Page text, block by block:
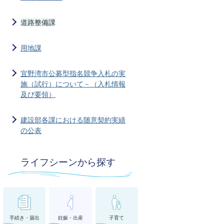
道路整備課
用地課
宜野湾市公募型指名競争入札の実
施（試行）について－（入札情報
及び要領）
建設部各課における随意契約実績
の公表
ライフシーンから探す
手続き・届出 妊娠・出産 子育て